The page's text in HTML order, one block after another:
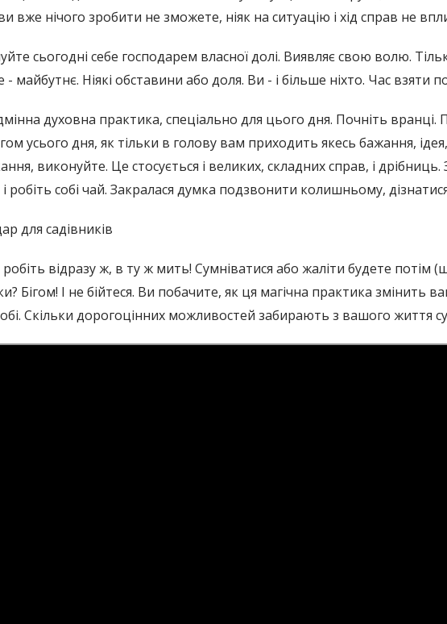
вже нічого зробити не зможете, ніяк на ситуацію і хід справ не
сьогодні себе господарем власної долі. Виявляє свою волю.
- майбутнє. Ніякі обставини або доля. Ви - і більше ніхто. Час взяти
духовна практика, спеціально для цього дня. Почніть вранці.
усього дня, як тільки в голову вам приходить якесь бажання,
виконуйте. Це стосується і великих, складних справ, і
робіть собі чай. Закралася думка подзвонити колишньому,
для садівників
робіть відразу ж, в ту ж мить! Сумніватися або жаліти будете
Бігом! І не бійтеся. Ви побачите, як ця магічна практика змінить
Скільки дорогоцінних можливостей забирають з вашого життя